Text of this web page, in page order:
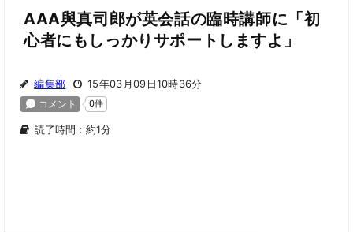
AAA與真司郎が英会話の臨時講師に「初
心者にもしっかりサポートしますよ」
編集部 15年03月09日10時36分
読了時間：約1分